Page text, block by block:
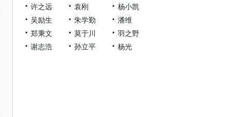
许之远
袁刚
杨小凯
吴励生
朱学勤
潘维
郑秉文
莫于川
羽之野
谢志浩
孙立平 杨光